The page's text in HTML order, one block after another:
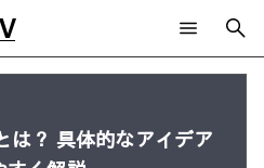
を検索します。
は？ 具体的なアイデア